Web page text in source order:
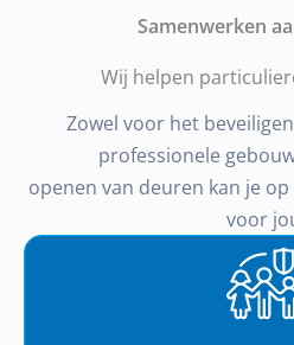
Samenwerken
Wij helpen
Zowel voor het
professionele
openen van deuren kan je
voor